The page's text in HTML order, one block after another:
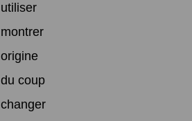
utiliser
montrer
origine
du coup
changer